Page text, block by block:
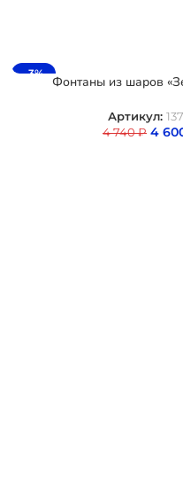
-3%
Фонтаны из шаров
Артикул:
4 740₽ 4